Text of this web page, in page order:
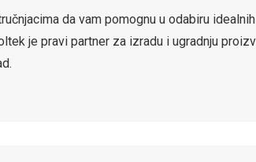
da vam pomognu u odabiru
je pravi partner za izradu i ugradnju